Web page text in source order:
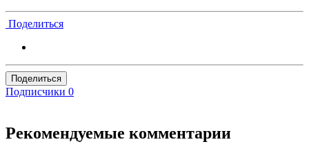
Поделиться
Поделиться
Подписчики 0
Рекомендуемые комментарии